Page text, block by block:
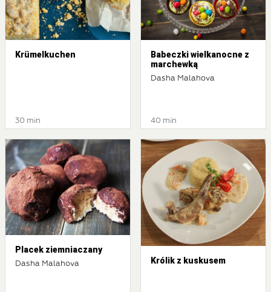
Krümelkuchen
30 min
Babeczki wielkanocne z
marchewką
Dasha Malahova
40 min
Placek ziemniaczany
Dasha Malahova Królik z kuskusem